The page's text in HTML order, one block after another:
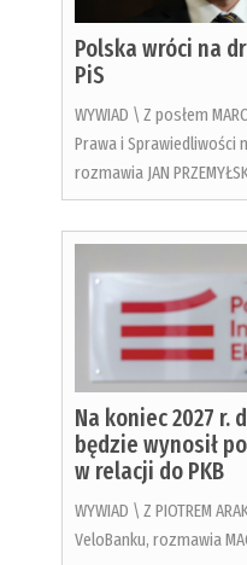
Polska wróci na
PiS
WYWIAD \ Z posłem
Prawa i Sprawiedliwości
rozmawia JAN
Na koniec 2027 r.
będzie wynosił
w relacji do PKB
WYWIAD \ Z PIOTREM
VeloBanku, rozmawia